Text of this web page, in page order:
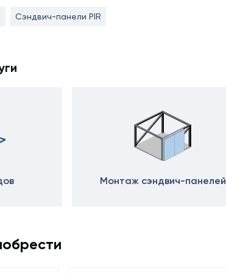
Сэндвич-панели PIR
Монтаж сэндвич-панелей